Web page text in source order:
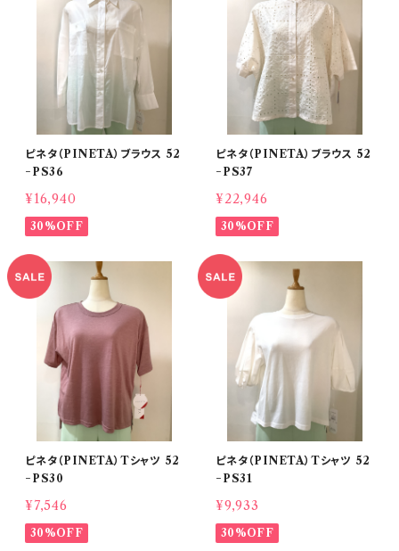
ピネタ（PINETA）ブラウス 52
−PS36
¥16,940
30%OFF
ピネタ（PINETA）ブラウス 52
−PS37
¥22,946
30%OFF
ピネタ（PINETA）Tシャツ 52
−PS30
¥7,546
30%OFF
ピネタ（PINETA）Tシャツ 52
−PS31
¥9,933
30%OFF